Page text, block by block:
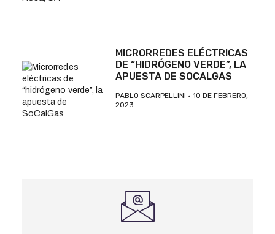
MICRORREDES ELÉCTRICAS
DE “HIDRÓGENO VERDE”, LA
APUESTA DE SOCALGAS
PABLO SCARPELLINI
10 DE FEBRERO,
2023